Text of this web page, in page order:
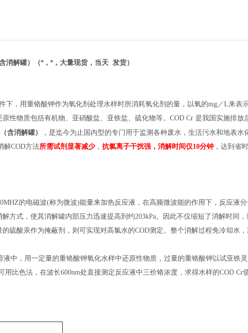
消解罐） （*，*，大量现货，当天 发货）
，用重铬酸钾作为氧化剂处理水样时所消耗氧化剂的量，以氧的mg／L来表
性物质包括有机物、亚硝酸盐、亚铁盐、硫化物等。COD Cr 是我国实施排放
含消解罐）
，是迄今为止国内型的专门用于监测各种废水，生活污水和地表水
解COD方法所需试剂显著减少， 抗氯离子干扰强，消解时间仅10分钟 ，达到省
的电磁波(称为微波)能量来加热反应液，在高频微波能的作用下，反应液分
方式，使其消解罐内部压力迅速提高到约203kPa。因此不仅缩短了消解时间
硫酸汞作为掩蔽剂，则可实现对高氯水的COD测定。整个消解过程免冷却水
中，用一定量的重铬酸钾氧化水样中还原性物质，过量的重铬酸钾以试亚铁
比色法，在波长600nm处直接测定反应液中三价铬浓度，求得水样的COD Cr值